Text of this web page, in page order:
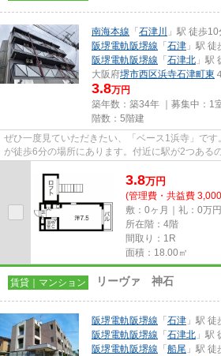
南海本線 「 石津川
」駅 徒歩10
阪堺電軌阪堺線 「 石津 」駅 徒
阪堺電軌阪堺線 「 石津北 」駅
大阪府堺市西区浜寺石津町東
3.8万円
築年数：築34年 ｜募集中： 1
階数：5階建
ぜひ一度見ていただきたい、「ベース1浜寺」で
が徒歩6分の場所にあります。付近に駅が2つある
3.8万円
(管理費・共益費
敷：0ヶ月｜礼：0万円
所在階：4階
間取り：1R
面積：18.00㎡
賃貸｜マンション リーヴァ 神石
阪堺電軌阪堺線 「 石津 」駅
阪堺電軌阪堺線 「 石津北 」駅
阪堺電軌阪堺線 「 船尾 」駅